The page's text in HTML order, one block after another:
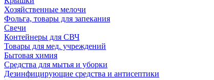
Хозяйственные мелочи
Фольга, товары для запекания
Свечи
Контейнеры для СВЧ
Товары для мед. учреждений
Бытовая химия
Средства для мытья и уборки
Дезинфицирующие средства и антисептики